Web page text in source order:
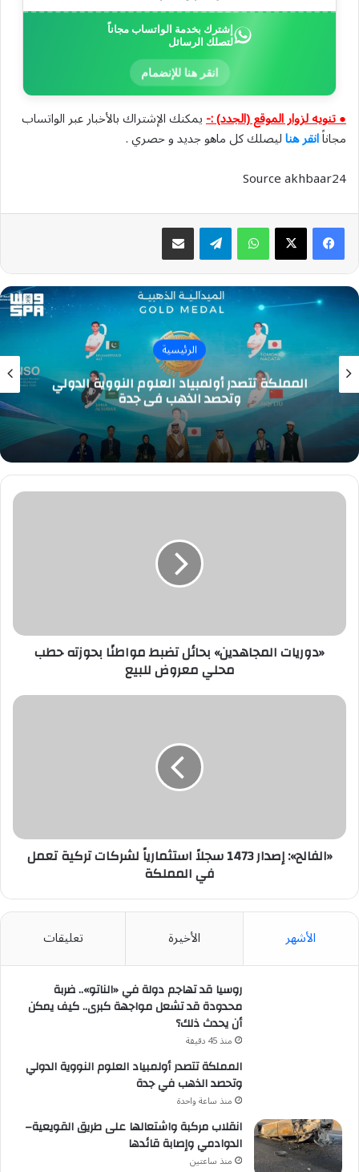
إشترك بخدمة الواتساب مجاناً
لتصلك الرسائل
انقر هنا للإنضمام
● تنويه لزوار الموقع (الجدد) :-يمكنك الإشتراك بالأخبار عبر الواتساب
مجاناًانقر هناليصلك كل ماهو جديد و حصري .
Source akhbaar24
واتسابتيلقرام مشاركة عبر البريد
الرئيسية
المملكة تتصدر أولمبياد العلوم النووية الدولي
وتحصد الذهب في جدة
«دوريات
معروض
«دوريات المجاهدين» بحائل تضبط مواطنًا بحوزته حطب
محلي معروض للبيع
«الفالح»:
في
المملكة «الفالح»: إصدار 1473 سجلاً استثمارياً لشركات تركية تعمل
في المملكة
الأشهر الأخيرة تعليقات
روسيا قد تهاجم دولة في «الناتو».. ضربة
محدودة قد تشعل مواجهة كبرى.. كيف يمكن
أن يحدث ذلك؟
منذ 45 دقيقة
المملكة تتصدر أولمبياد العلوم النووية الدولي
وتحصد الذهب في جدة
منذ ساعة واحدة
انقلاب مركبة واشتعالها على طريق القويعية–
الدوادمي وإصابة قائدها
منذ ساعتين